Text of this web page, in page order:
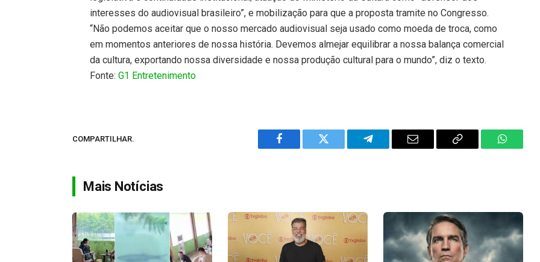
interesses do audiovisual brasileiro”, e mobilização para que a proposta tramite no Congresso.
“Não podemos aceitar que o nosso mercado audiovisual seja usado como moeda de troca, como
em momentos anteriores de nossa história. Devemos almejar equilibrar a nossa balança comercial
da cultura, exportando nossa diversidade e nossa produção cultural para o mundo”, diz o texto.
Fonte:G1 Entretenimento
COMPARTILHAR.
Facebook Twitter Telegram Email
Copy
Mais Notícias